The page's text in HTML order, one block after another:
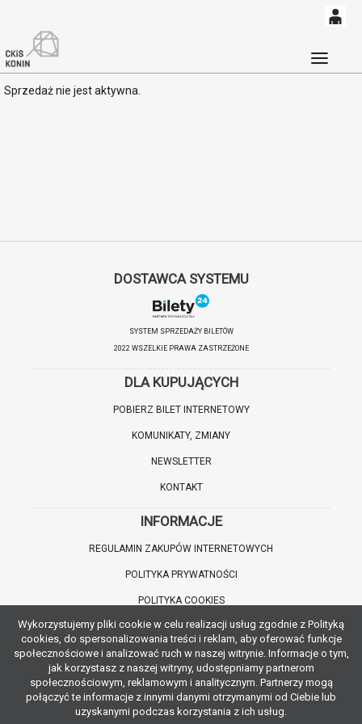
0,00
PLN
Sprzedaż nie jest aktywna.
DOSTAWCA SYSTEMU
SYSTEM SPRZEDAŻY BILETÓW
2022 WSZELKIE PRAWA ZASTRZEŻONE
DLA KUPUJĄCYCH
POBIERZ BILET INTERNETOWY
KOMUNIKATY, ZMIANY
NEWSLETTER
KONTAKT
INFORMACJE
REGULAMIN ZAKUPÓW INTERNETOWYCH
POLITYKA PRYWATNOŚCI
POLITYKA COOKIES
WARTO WIEDZIEĆ
INFORMACJE O ZNIŻKACH
JAK DOJECHAĆ
Wykorzystujemy pliki cookie w celu realizacji usług zgodnie z Polityką
cookies, do spersonalizowania treści i reklam, aby oferować funkcje
społecznościowe i analizować ruch w naszej witrynie. Informacje o tym,
jak korzystasz z naszej witryny, udostępniamy partnerom
społecznościowym, reklamowym i analitycznym. Partnerzy mogą
połączyć te informacje z innymi danymi otrzymanymi od Ciebie lub
uzyskanymi podczas korzystania z ich usług.